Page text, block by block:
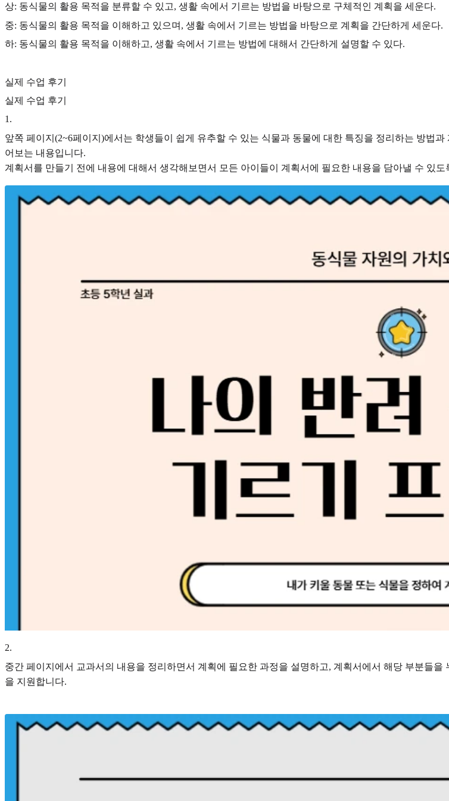
상: 동식물의 활용 목적을 분류할 수 있고, 생활 속에서 기르는 방법을 바탕으로 구체적인 계획을 세운다.
중: 동식물의 활용 목적을 이해하고 있으며, 생활 속에서 기르는 방법을 바탕으로 계획을 간단하게 세운다.
하: 동식물의 활용 목적을 이해하고, 생활 속에서 기르는 방법에 대해서 간단하게 설명할 수 있다.
실제 수업 후기
실제 수업 후기
1 .
앞쪽 페이지(2~6페이지)에서는 학생들이 쉽게 유추할 수 있는 식물과 동물에 대한 특징을 정리하는 방법
어보는 내용입니다.
계획서를 만들기 전에 내용에 대해서 생각해보면서 모든 아이들이 계획서에 필요한 내용을 담아낼 수 있도
2.
중간 페이지에서 교과서의 내용을 정리하면서 계획에 필요한 과정을 설명하고, 계획서에서 해당 부분들
을 지원합니다.